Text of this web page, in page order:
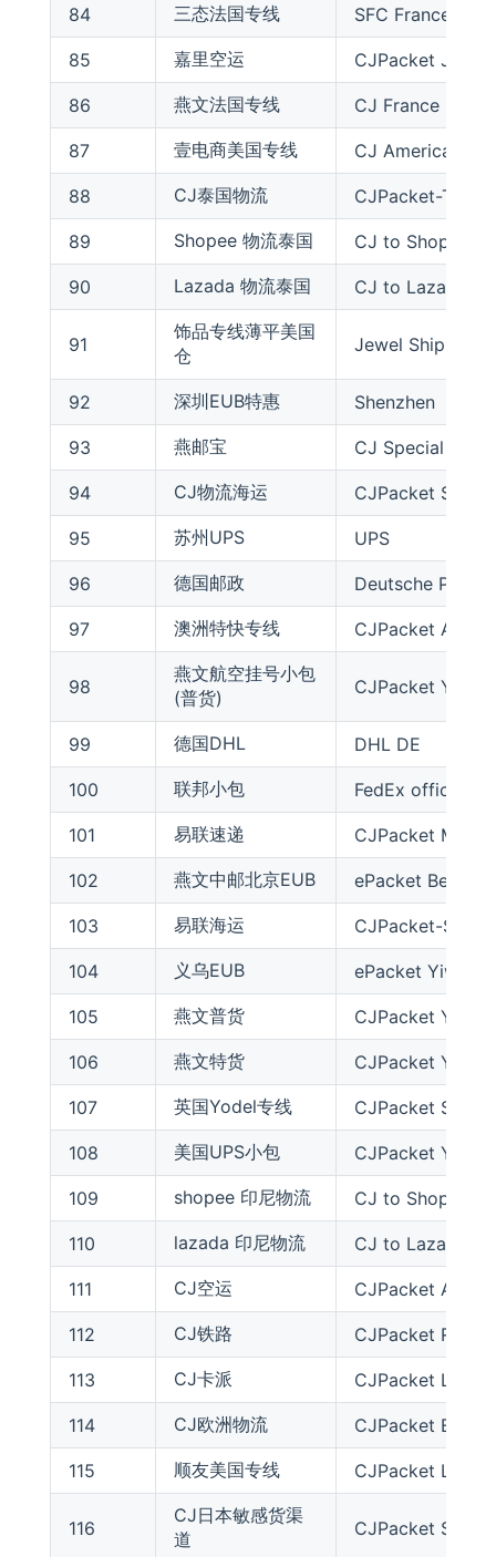
84 三态法国专线 SFC France
85 嘉里空运 CJPacket JL
86 燕文法国专线 CJ France
87 壹电商美国专线 CJ American
88 CJ泰国物流 CJPacket-Tha
89 Shopee 物流泰国 CJ to Shopee
90 Lazada 物流泰国 CJ to Lazada
91
饰品专线薄平美国
仓
Jewel Shipping
92 深圳EUB特惠 Shenzhen EUB
93 燕邮宝 CJ Special Line
94 CJ物流海运 CJPacket Sea
95 苏州UPS UPS
96 德国邮政 Deutsche Post
97 澳洲特快专线 CJPacket
98
燕文航空挂号小包
(普货)
CJPacket YW
99 德国DHL DHL DE
100 联邦小包 FedEx official
101 易联速递 CJPacket MY
102 燕文中邮北京EUB ePacket Beijing
103 易联海运 CJPacket-Sea
104 义乌EUB ePacket Yiwu
105 燕文普货 CJPacket YW
106 燕文特货 CJPacket YW
107 英国Yodel专线 CJPacket
108 美国UPS小包 CJPacket YDS
109 shopee 印尼物流 CJ to Shopee
110 lazada 印尼物流 CJ to Lazada
111 CJ空运 CJPacket Air
112 CJ铁路 CJPacket
113 CJ卡派 CJPacket Land
114 CJ欧洲物流 CJPacket Euro
115 顺友美国专线 CJPacket Liquid
116
CJ日本敏感货渠
道
CJPacket